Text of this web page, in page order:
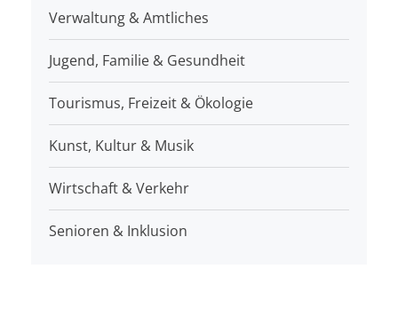
Verwaltung & Amtliches
Jugend, Familie & Gesundheit
Tourismus, Freizeit & Ökologie
Kunst, Kultur & Musik
Wirtschaft & Verkehr
Senioren & Inklusion